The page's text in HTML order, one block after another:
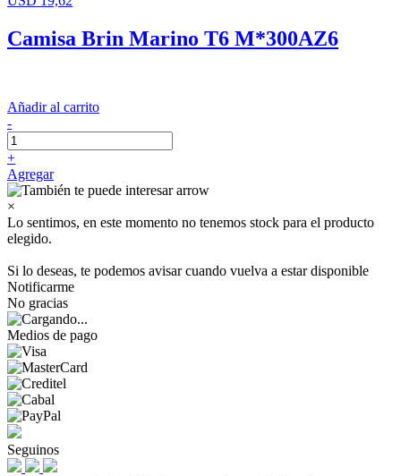
Camisa Brin Marino T6 M*300AZ6
Añadir al carrito
-
+
Agregar
×
Lo sentimos, en este momento no tenemos stock para el producto
elegido.
Si lo deseas, te podemos avisar cuando vuelva a estar disponible
Notificarme
No gracias
Medios de pago
Seguinos